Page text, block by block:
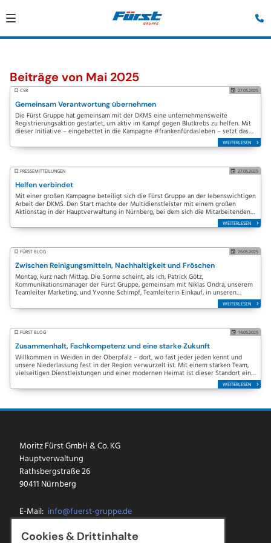
Beiträge von Mai 2025
CSR 27.05.2025
Gemeinsam Verantwortung übernehmen
Die Fürst Gruppe hat gemeinsam mit der DKMS eine unternehmensweite
Registrierungsaktion gestartet, um aktiv im Kampf gegen Blutkrebs zu helfen. Mit
dieser Initiative – eingebettet in die Kampagne #frankenfürdasleben – setzt das
WEITERLESEN
PRESSEMITTEILUNGEN 27.05.2025
Helfen verbindet
Mit einer großen Kampagne beteiligt sich die Fürst Gruppe an der lebenswichtigen
Arbeit der DKMS. Den Start machte der Multidienstleister mit einem großen
Aktionstag in der Hauptverwaltung in Nürnberg, bei dem sich die Mitarbeitenden
WEITERLESEN
FÜRST BLOG 26.05.2025
Zwischen Reinigungsmitteln, Nachhaltigkeit und Fröschen
Montag, kurz nach Mittag. Die Sonne scheint, als ich, Patrick Götz,
Kommunikationsmanager der Fürst Gruppe, gemeinsam mit Niklas Ondra, unserem
Teamleiter Marketing, und Yvonne Schimpf, Teamleiterin Einkauf, in unseren
WEITERLESEN
FÜRST BLOG 14.05.2025
Zusammenhalt, Fachkompetenz und eine starke Zukunft
Willkommen in Weiden in der Oberpfalz – dort, wo fast jeder jeden kennt und
unsere Niederlassung fest in der Region verwurzelt ist. Mit einem starken Team,
vielseitigen Dienstleistungen und einer modernen Heimat ist dieser Standort ein
WEITERLESEN
Moritz Fürst GmbH & Co. KG
Hauptverwaltung
Rathsbergstraße 26
90411 Nürnberg
E-Mail: info@fuerst-gruppe.de
Fax: 0911 5213-100
Cookies & Drittinhalte